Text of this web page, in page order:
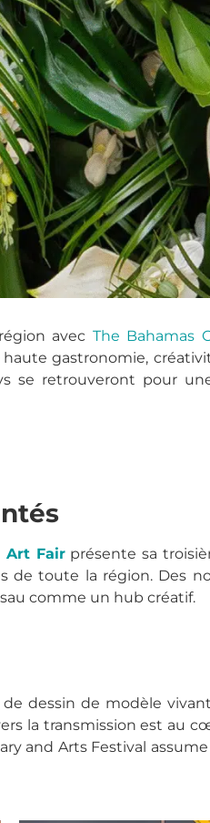
avec The Bahamas
gastronomie,
se retrouveront pour
Art Fairprésente sa
de toute la région. Des
comme un hub créatif.
de dessin de modèle
la transmission est au
and Arts Festival